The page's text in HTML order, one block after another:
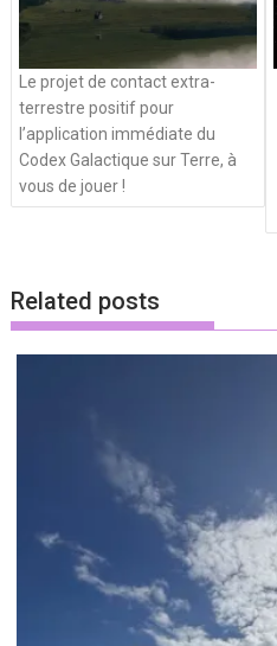
Le projet de contact extra-
terrestre positif pour
l’application immédiate du
Codex Galactique sur Terre, à
vous de jouer !
Related posts